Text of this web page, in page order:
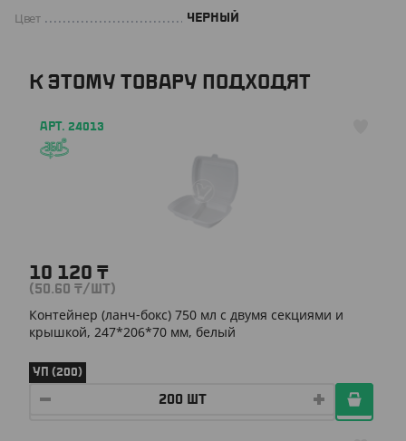
Цвет ЧЕРНЫЙ
К ЭТОМУ ТОВАРУ ПОДХОДЯТ
АРТ. 24013
10 120 ₸
(50.60 ₸/ШТ)
Контейнер (ланч-бокс) 750 мл с двумя секциями и
крышкой, 247*206*70 мм, белый
УП (200)